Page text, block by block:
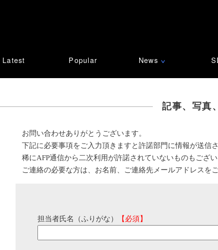
Latest Popular News ∨
記事、写真
お問い合わせありがとうございます。
下記に必要事項をご入力頂きますと許諾部門に情報が送信
稀にAFP通信から二次利用が許諾されていないものもござ
ご連絡の必要な方は、お名前、ご連絡先メールアドレスを
担当者氏名（ふりがな） 【必須】